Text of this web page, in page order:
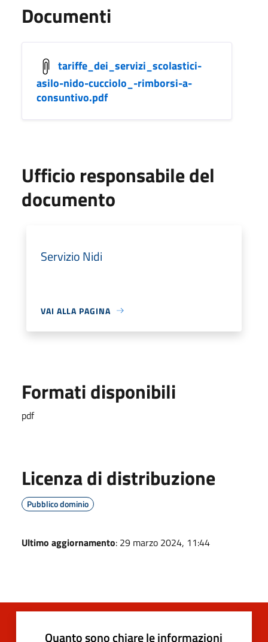
Documenti
tariffe_dei_servizi_scolastici-
asilo-nido-cucciolo_-rimborsi-a-
consuntivo.pdf
Ufficio responsabile del
documento
Servizio Nidi
VAI ALLA PAGINA
Formati disponibili
pdf
Licenza di distribuzione
Pubblico dominio
Ultimo aggiornamento: 29 marzo 2024, 11:44
Quanto sono chiare le informazioni